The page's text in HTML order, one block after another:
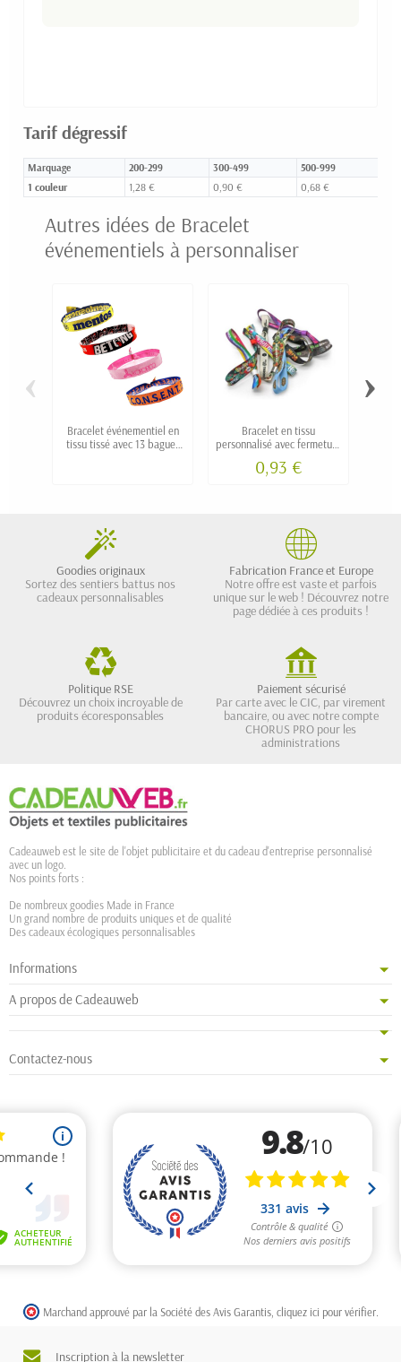
Tarif dégressif
Marquage 200-299 300-499 500-999
1 couleur 1,28 € 0,90 € 0,68 €
Autres idées de Bracelet
événementiels à personnaliser
Bracelet événementiel en
tissu tissé avec 13 bagues
Bracelet en tissu
personnalisé avec fermeture
0,93 €
‹ ›
Goodies originaux
Sortez des sentiers battus nos
cadeaux personnalisables
Fabrication France et Europe
Notre offre est vaste et parfois
unique sur le web ! Découvrez notre
page dédiée à ces produits !
Politique RSE
Découvrez un choix incroyable de
produits écoresponsables
Paiement sécurisé
Par carte avec le CIC, par virement
bancaire, ou avec notre compte
CHORUS PRO pour les
administrations
Cadeauweb est le site de l'objet publicitaire et du cadeau d'entreprise personnalisé
avec un logo.
Nos points forts :
De nombreux goodies Made in France
Un grand nombre de produits uniques et de qualité
Des cadeaux écologiques personnalisables
Informations
A propos de Cadeauweb
Contactez-nous
Marchand approuvé par la Société des Avis Garantis, cliquez ici pour vérifier
Inscription à la newsletter